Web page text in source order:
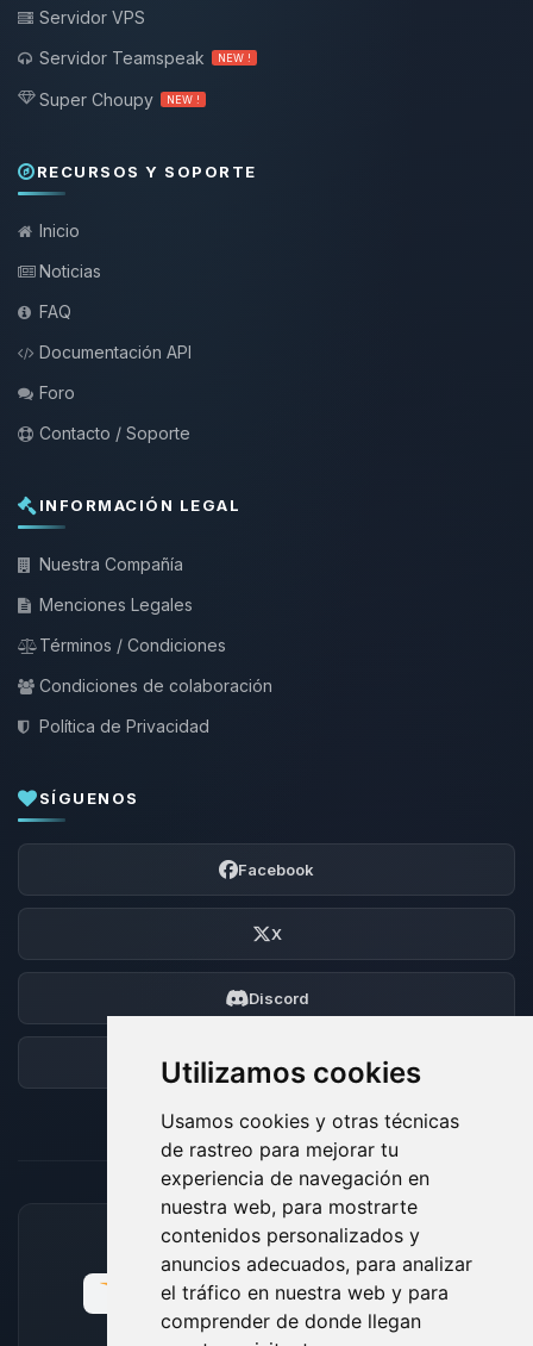
Utilizamos cookies
Usamos cookies y otras técnicas
de rastreo para mejorar tu
experiencia de navegación en
nuestra web, para mostrarte
contenidos personalizados y
anuncios adecuados, para analizar
el tráfico en nuestra web y para
comprender de donde llegan
Servidor VPS
Servidor Teamspeak
NEW !
Super Choupy NEW !
RECURSOS Y SOPORTE
Inicio
Noticias
FAQ
Documentación API
Foro
Contacto / Soporte
INFORMACIÓN LEGAL
Nuestra Compañía
Menciones Legales
Términos / Condiciones
Condiciones de colaboración
Política de Privacidad
SÍGUENOS
Facebook
X
Discord
Foro
MÉTODOS DE PAGO ACEPTADOS